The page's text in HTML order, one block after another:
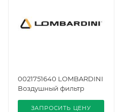
0021751640 LOMBARDINI
Воздушный фильтр
ЗАПРОСИТЬ ЦЕНУ